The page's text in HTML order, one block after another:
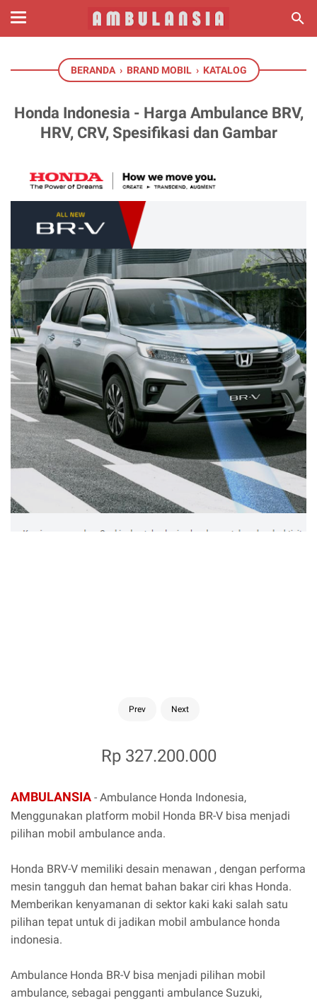
BERANDA › BRAND MOBIL › KATALOG
Honda Indonesia - Harga Ambulance BRV,
HRV, CRV, Spesifikasi dan Gambar
Prev Next
Rp 327.200.000
AMBULANSIA - Ambulance Honda Indonesia,
Menggunakan platform mobil Honda BR-V bisa menjadi
pilihan mobil ambulance anda.
Honda BRV-V memiliki desain menawan , dengan performa
mesin tangguh dan hemat bahan bakar ciri khas Honda.
Memberikan kenyamanan di sektor kaki kaki salah satu
pilihan tepat untuk di jadikan mobil ambulance honda
indonesia.
Ambulance Honda BR-V bisa menjadi pilihan mobil
ambulance, sebagai pengganti ambulance Suzuki,